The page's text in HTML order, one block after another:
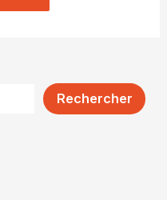
Rechercher